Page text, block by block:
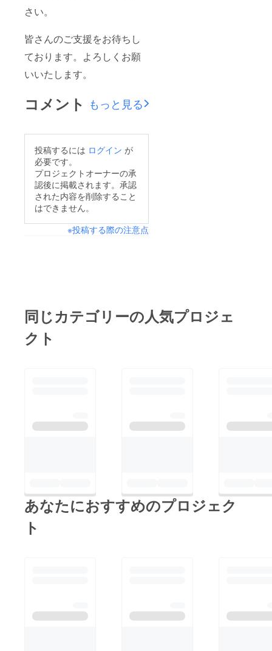
さい。
皆さんのご支援をお待ちし
ております。よろしくお願
いいたします。
コメント もっと見る
投稿するには ログイン が
必要です。
プロジェクトオーナーの承
認後に掲載されます。承認
された内容を削除すること
はできません。
※投稿する際の注意点
同じカテゴリーの人気プロジェ
クト
あなたにおすすめのプロジェク
ト